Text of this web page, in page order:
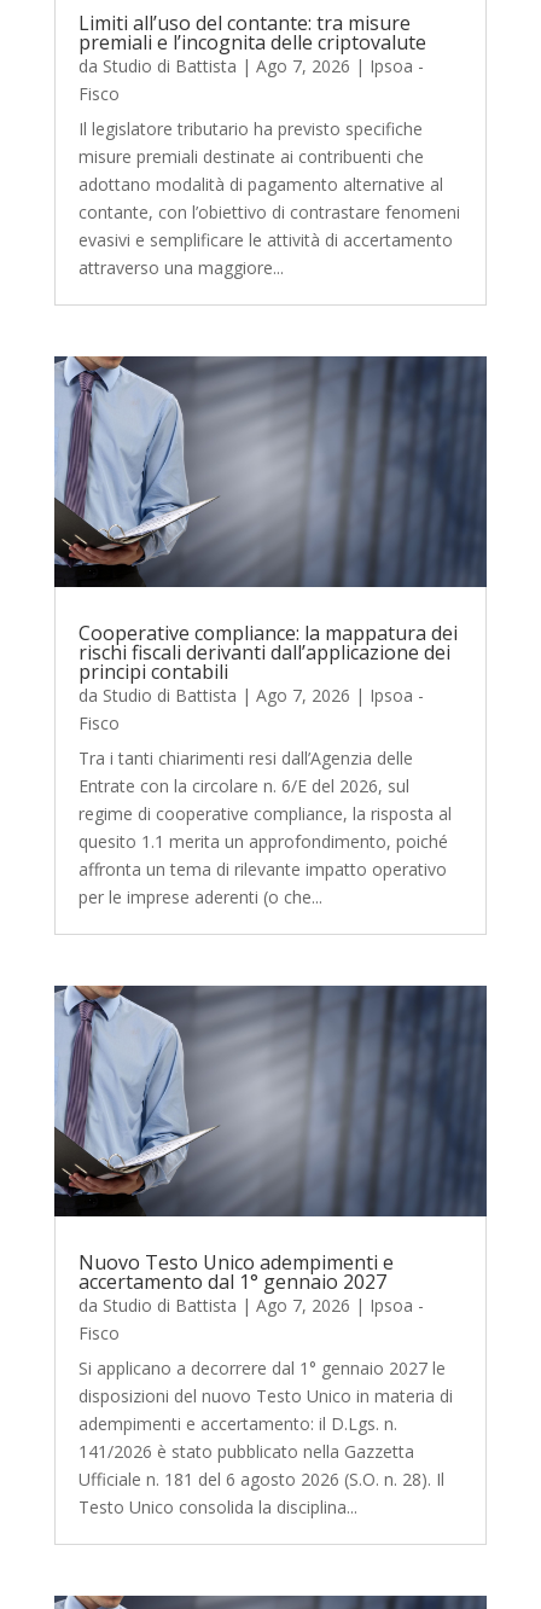
Limiti all’uso del contante: tra misure
premiali e l’incognita delle criptovalute
da Studio di Battista | Ago 7, 2026 | Ipsoa -
Fisco
Il legislatore tributario ha previsto specifiche
misure premiali destinate ai contribuenti che
adottano modalità di pagamento alternative al
contante, con l’obiettivo di contrastare fenomeni
evasivi e semplificare le attività di accertamento
attraverso una maggiore...
Cooperative compliance: la mappatura dei
rischi fiscali derivanti dall’applicazione dei
principi contabili
da Studio di Battista | Ago 7, 2026 | Ipsoa -
Fisco
Tra i tanti chiarimenti resi dall’Agenzia delle
Entrate con la circolare n. 6/E del 2026, sul
regime di cooperative compliance, la risposta al
quesito 1.1 merita un approfondimento, poiché
affronta un tema di rilevante impatto operativo
per le imprese aderenti (o che...
Nuovo Testo Unico adempimenti e
accertamento dal 1° gennaio 2027
da Studio di Battista | Ago 7, 2026 | Ipsoa -
Fisco
Si applicano a decorrere dal 1° gennaio 2027 le
disposizioni del nuovo Testo Unico in materia di
adempimenti e accertamento: il D.Lgs. n.
141/2026 è stato pubblicato nella Gazzetta
Ufficiale n. 181 del 6 agosto 2026 (S.O. n. 28). Il
Testo Unico consolida la disciplina...